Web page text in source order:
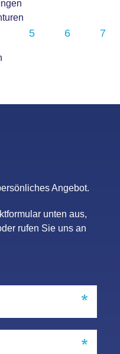
5 6 7
Angebot.
unten aus,
rufen Sie uns an